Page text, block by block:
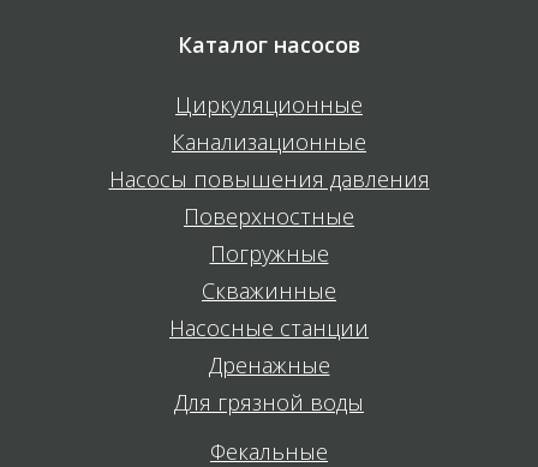
Каталог насосов
Циркуляционные
Канализационные
Насосы повышения давления
Поверхностные
Погружные
Скважинные
Насосные станции
Дренажные
Для грязной воды
Фекальные